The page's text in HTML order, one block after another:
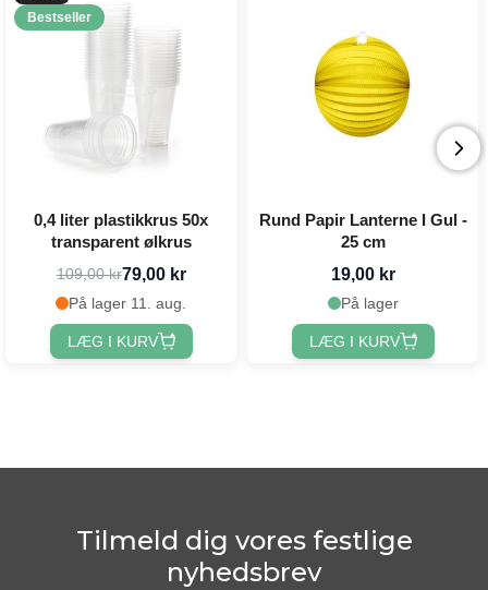
Bestseller
0,4 liter plastikkrus 50x
transparent ølkrus
109,00 kr79,00 kr
På lager 11. aug.
LÆG I KURV
Rund Papir Lanterne I Gul -
25 cm
19,00 kr
På lager
LÆG I KURV
Tilmeld dig vores festlige
nyhedsbrev